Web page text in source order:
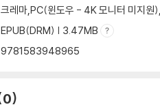
크레마,PC(윈도우 - 4K 모니터 미지원
EPUB(DRM) | 3.47MB
9781583948965
0